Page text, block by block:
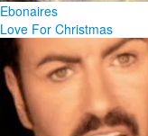
Ebonaires
Love For Christmas